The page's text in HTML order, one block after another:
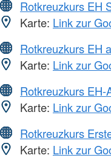
Rotkreuzkurs EH
Karte: Link zur
Rotkreuzkurs EH
Karte: Link zur
Rotkreuzkurs EH-
Karte: Link zur
Rotkreuzkurs
Karte: Link zur